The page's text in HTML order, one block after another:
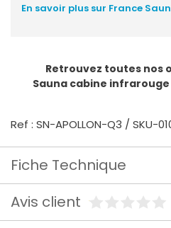
En savoir plus sur France
Retrouvez toutes nos
Sauna cabine infrarouge
Ref : SN-APOLLON-Q3 / SKU-
Fiche Technique
Avis client